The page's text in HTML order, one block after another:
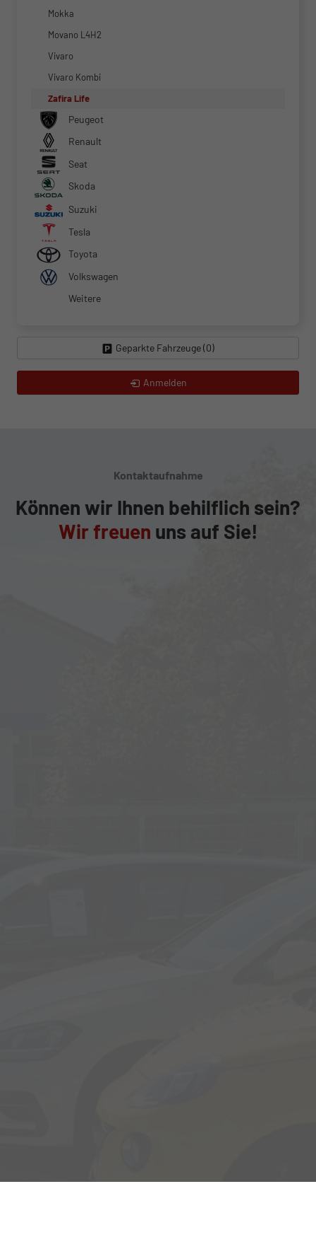
Mokka
Movano L4H2
Vivaro
Vivaro Kombi
Zafira Life
Peugeot
Renault
Seat
Skoda
Suzuki
Tesla
Toyota
Volkswagen
Weitere
Geparkte Fahrzeuge (0)
Anmelden
Kontaktaufnahme
Können wir Ihnen behilflich sein?
Wir freuen uns auf Sie!